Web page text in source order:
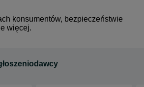
konsumentów, bezpieczeństwie
więcej.